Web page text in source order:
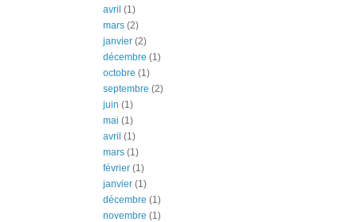
avril (1)
mars (2)
janvier (2)
décembre (1)
octobre (1)
septembre (2)
juin (1)
mai (1)
avril (1)
mars (1)
février (1)
janvier (1)
décembre (1)
novembre (1)